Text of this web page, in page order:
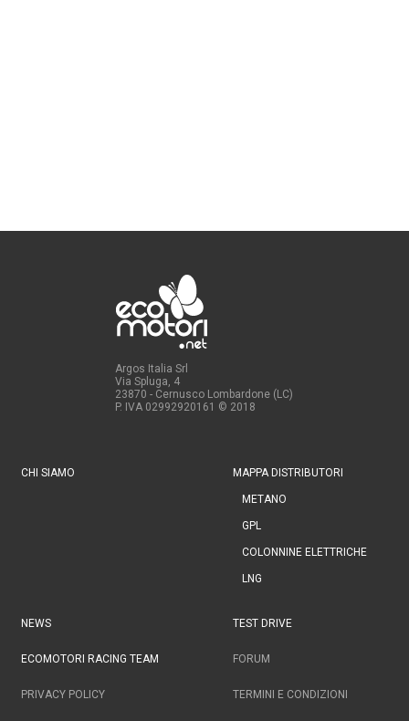
Argos Italia Srl
Via Spluga, 4
23870 - Cernusco Lombardone (LC)
P. IVA 02992920161 © 2018
CHI SIAMO MAPPA DISTRIBUTORI
METANO
GPL
COLONNINE ELETTRICHE
LNG
NEWS TEST DRIVE
ECOMOTORI RACING TEAM FORUM
PRIVACY POLICY TERMINI E CONDIZIONI